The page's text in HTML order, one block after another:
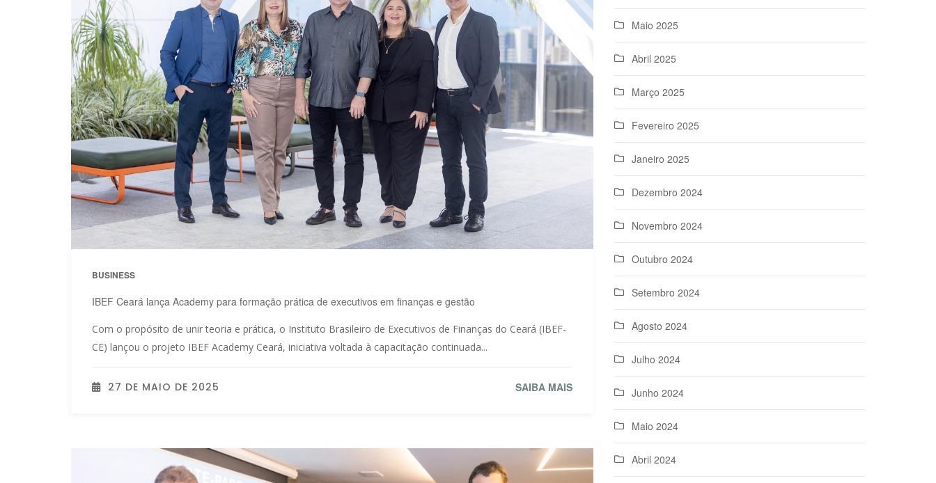
BUSINESS
IBEF Ceará lança Academy para formação prática de executivos em finanças e gestão
Com o propósito de unir teoria e prática, o Instituto Brasileiro de Executivos de Finanças do Ceará (IBEF-
CE) lançou o projeto IBEF Academy Ceará, iniciativa voltada à capacitação continuada...
27 DE MAIO DE 2025 SAIBA MAIS
Maio 2025
Abril 2025
Março 2025
Fevereiro 2025
Janeiro 2025
Dezembro 2024
Novembro 2024
Outubro 2024
Setembro 2024
Agosto 2024
Julho 2024
Junho 2024
Maio 2024
Abril 2024